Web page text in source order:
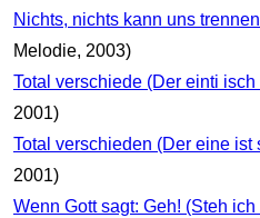
Nichts, nichts kann uns
Melodie, 2003)
Total verschiede (Der einti
2001)
Total verschieden (Der eine ist
2001)
Wenn Gott sagt: Geh! (Steh